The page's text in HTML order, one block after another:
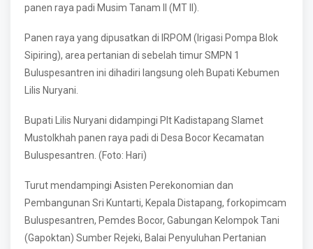
panen raya padi Musim Tanam II (MT II).
Panen raya yang dipusatkan di IRPOM (Irigasi Pompa Blok
Sipiring), area pertanian di sebelah timur SMPN 1
Buluspesantren ini dihadiri langsung oleh Bupati Kebumen
Lilis Nuryani.
Bupati Lilis Nuryani didampingi Plt Kadistapang Slamet
Mustolkhah panen raya padi di Desa Bocor Kecamatan
Buluspesantren. (Foto: Hari)
Turut mendampingi Asisten Perekonomian dan
Pembangunan Sri Kuntarti, Kepala Distapang, forkopimcam
Buluspesantren, Pemdes Bocor, Gabungan Kelompok Tani
(Gapoktan) Sumber Rejeki, Balai Penyuluhan Pertanian